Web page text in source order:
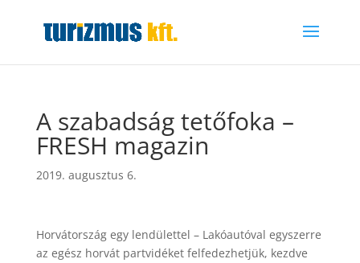
A szabadság tetőfoka –
FRESH magazin
2019. augusztus 6.
Horvátország egy lendülettel – Lakóautóval egyszerre
az egész horvát partvidéket felfedezhetjük, kezdve